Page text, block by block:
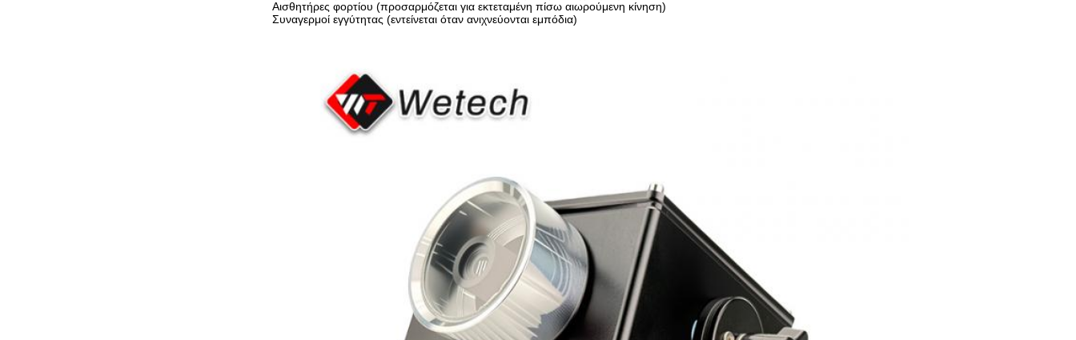
Αισθητήρες φορτίου (προσαρμόζεται για εκτεταμένη πίσω αιωρούμενη κίνηση)
Συναγερμοί εγγύτητας (εντείνεται όταν ανιχνεύονται εμπόδια)